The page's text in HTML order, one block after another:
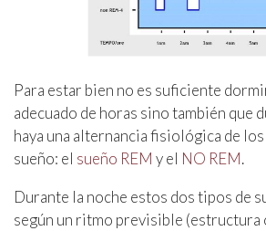
Para estar bien no es suficiente
adecuado de horas sino también que
haya una alternancia fisiológica de
sueño: el sueño REM y el NO REM.
Durante la noche estos dos tipos de
según un ritmo previsible (estructura